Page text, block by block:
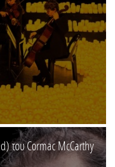
του Cormac McCarthy